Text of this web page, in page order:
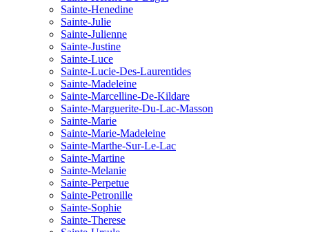
Sainte-Henedine
Sainte-Julie
Sainte-Julienne
Sainte-Justine
Sainte-Luce
Sainte-Lucie-Des-Laurentides
Sainte-Madeleine
Sainte-Marcelline-De-Kildare
Sainte-Marguerite-Du-Lac-Masson
Sainte-Marie
Sainte-Marie-Madeleine
Sainte-Marthe-Sur-Le-Lac
Sainte-Martine
Sainte-Melanie
Sainte-Perpetue
Sainte-Petronille
Sainte-Sophie
Sainte-Therese